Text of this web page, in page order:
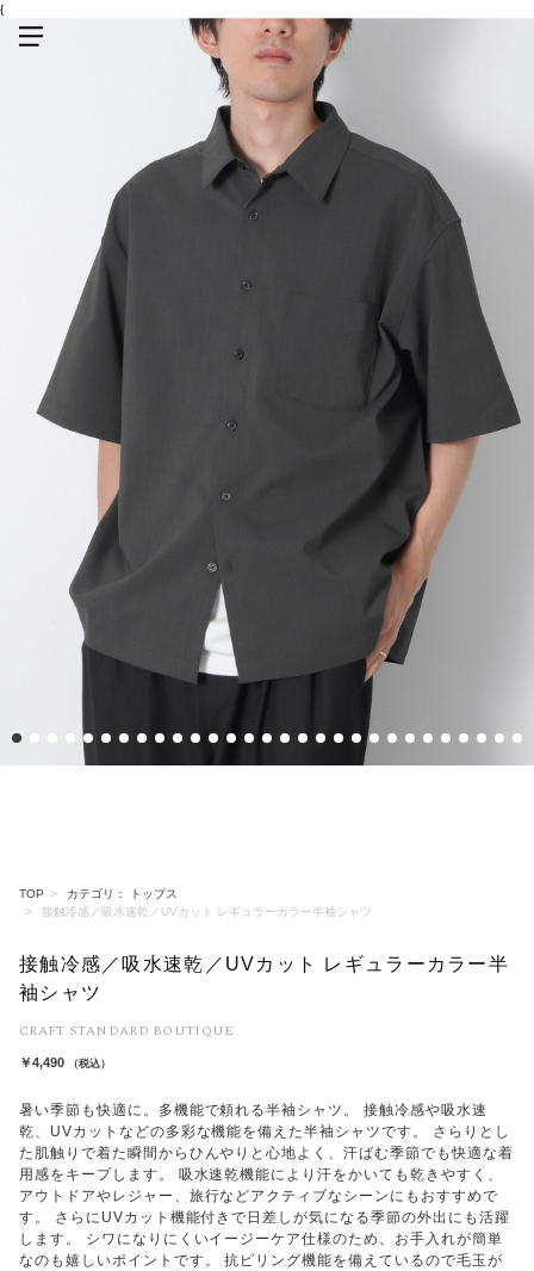
{
TOP
カテゴリ： トップス
接触冷感／吸水速乾／UVカット レギュラーカラー半袖シャツ
接触冷感／吸水速乾／UVカット レギュラーカラー半
袖シャツ
CRAFT STANDARD BOUTIQUE
￥4,490 （税込）
暑い季節も快適に。多機能で頼れる半袖シャツ。 接触冷感や吸水速
乾、UVカットなどの多彩な機能を備えた半袖シャツです。 さらりとし
た肌触りで着た瞬間からひんやりと心地よく、汗ばむ季節でも快適な着
用感をキープします。 吸水速乾機能により汗をかいても乾きやすく、
アウトドアやレジャー、旅行などアクティブなシーンにもおすすめで
す。 さらにUVカット機能付きで日差しが気になる季節の外出にも活躍
します。 シワになりにくいイージーケア仕様のため、お手入れが簡単
なのも嬉しいポイントです。 抗ピリング機能を備えているので毛玉が
3 4 5 6 7 8 9 10 11 12 13 14 15 16 17 18 19 20 21 22 23 24 25 26 27 28